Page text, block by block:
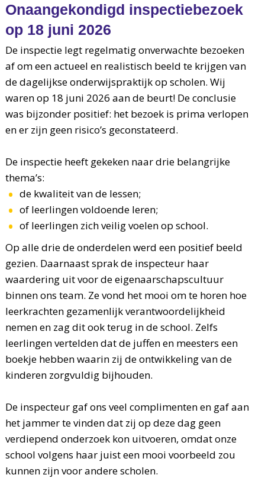
Onaangekondigd inspectiebezoek
op 18 juni 2026
De inspectie legt regelmatig onverwachte bezoeken
af om een actueel en realistisch beeld te krijgen van
de dagelijkse onderwijspraktijk op scholen. Wij
waren op 18 juni 2026 aan de beurt! De conclusie
was bijzonder positief: het bezoek is prima verlopen
en er zijn geen risico’s geconstateerd.
De inspectie heeft gekeken naar drie belangrijke
thema’s:
de kwaliteit van de lessen;
of leerlingen voldoende leren;
of leerlingen zich veilig voelen op school.
Op alle drie de onderdelen werd een positief beeld
gezien. Daarnaast sprak de inspecteur haar
waardering uit voor de eigenaarschapscultuur
binnen ons team. Ze vond het mooi om te horen hoe
leerkrachten gezamenlijk verantwoordelijkheid
nemen en zag dit ook terug in de school. Zelfs
leerlingen vertelden dat de juffen en meesters een
boekje hebben waarin zij de ontwikkeling van de
kinderen zorgvuldig bijhouden.
De inspecteur gaf ons veel complimenten en gaf aan
het jammer te vinden dat zij op deze dag geen
verdiepend onderzoek kon uitvoeren, omdat onze
school volgens haar juist een mooi voorbeeld zou
kunnen zijn voor andere scholen.